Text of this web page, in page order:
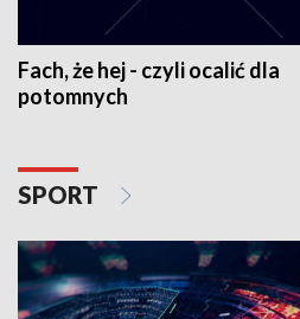
Fach, że hej - czyli ocalić dla
potomnych
SPORT